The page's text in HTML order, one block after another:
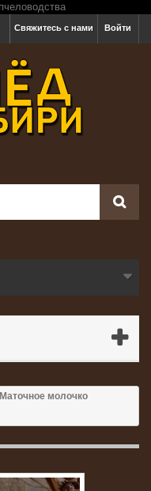
Войти
Свяжитесь с нами
Маточное молочко